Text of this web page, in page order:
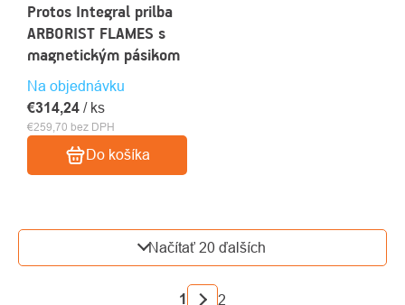
Protos Integral prilba
ARBORIST FLAMES s
magnetickým pásikom
Na objednávku
€259,70 bez DPH
€314,24 / ks
Do košíka
OVLÁDACIE
PRVKY
VÝPISU
Načítať 20 ďalších
STRÁNKOVANIE
1 2